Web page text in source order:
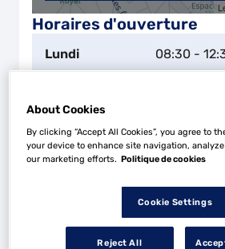
Horaires d'ouverture
Lundi 08:30 -
Mercredi 08:30 -
08:30 -
About Cookies
By clicking “Accept All Cookies”, you agree to
your device to enhance site navigation,
our marketing efforts. Politique de cookies
Cookie Settings
Reject All